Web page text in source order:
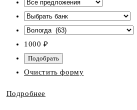
1000 ₽
Очистить форму
Подробнее